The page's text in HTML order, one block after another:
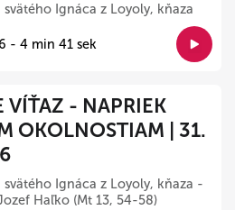
svätého Ignáca z Loyoly, kňaza
- 4 min 41 sek
VÍŤAZ - NAPRIEK
OKOLNOSTIAM | 31.
svätého Ignáca z Loyoly, kňaza -
Haľko (Mt 13, 54-58)